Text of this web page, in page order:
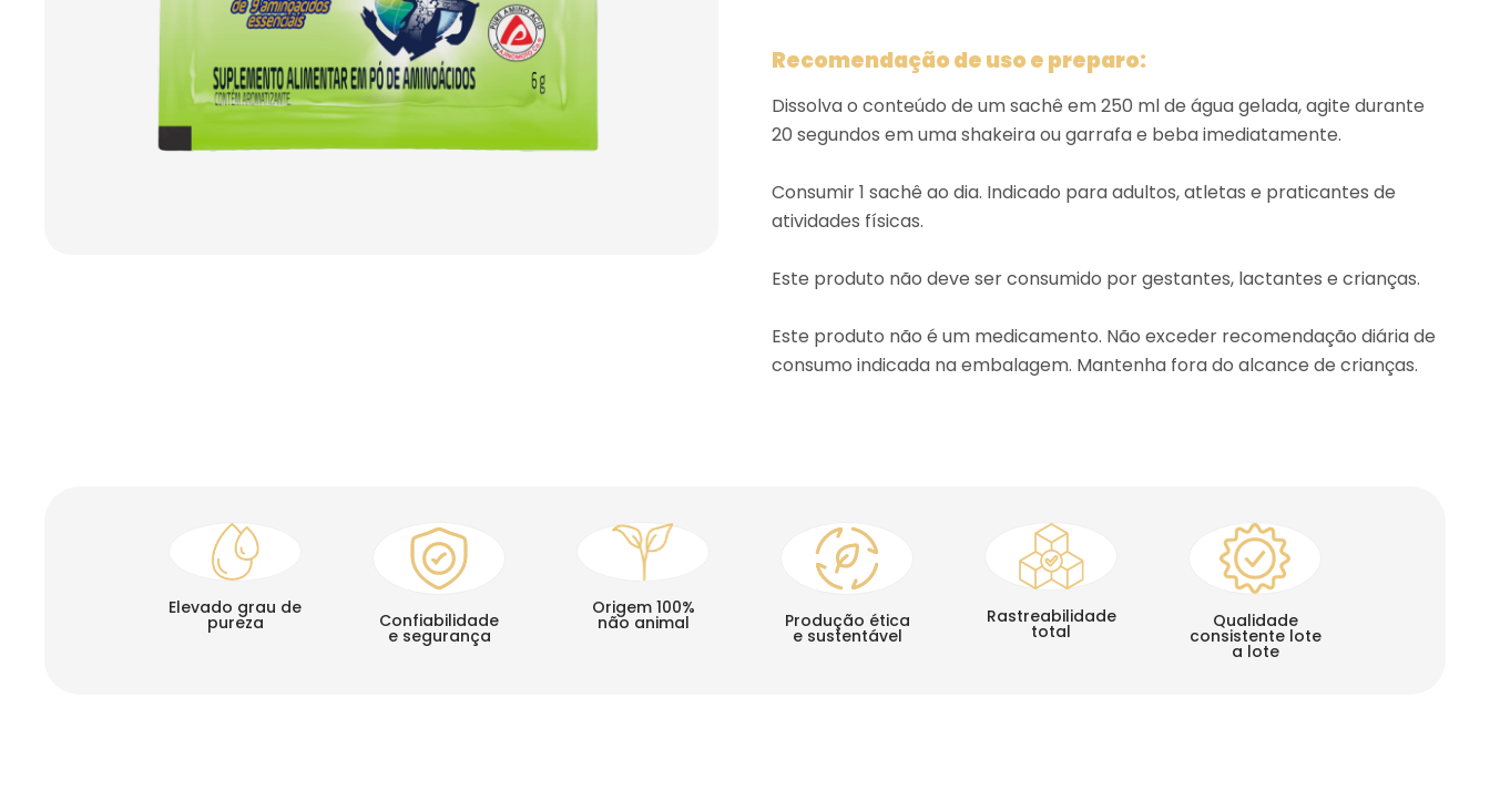
Recomendação de uso e preparo:
Dissolva o conteúdo de um sachê em 250 ml de água gelada, agite durante
20 segundos em uma shakeira ou garrafa e beba imediatamente.
Consumir 1 sachê ao dia. Indicado para adultos, atletas e praticantes de
atividades físicas.
Este produto não deve ser consumido por gestantes, lactantes e crianças.
Este produto não é um medicamento. Não exceder recomendação diária de
consumo indicada na embalagem. Mantenha fora do alcance de crianças.
Elevado grau de
pureza Confiabilidade
e segurança
Origem 100%
não animal Produção ética
e sustentável
Rastreabilidade
total Qualidade
consistente lote
a lote